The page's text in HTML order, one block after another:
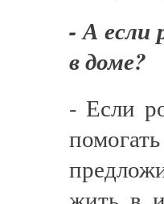
- А если
в доме?
- Если